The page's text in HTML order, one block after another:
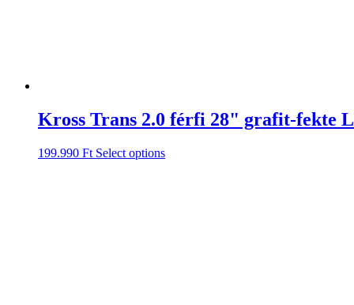
Kross Trans 2.0 férfi 28" grafit-fekte
199.990 Ft Select options